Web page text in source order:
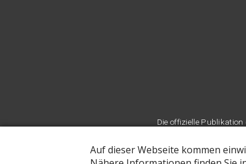
Die offizielle